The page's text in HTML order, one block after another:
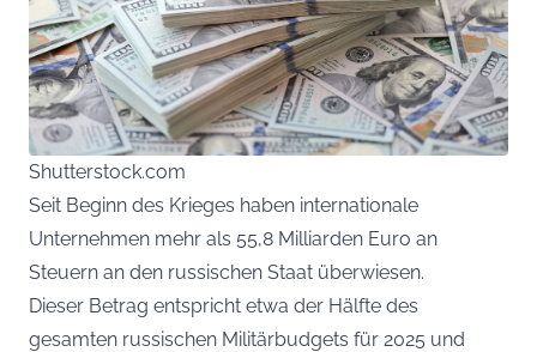
Shutterstock.com
Seit Beginn des Krieges haben internationale
Unternehmen mehr als 55,8 Milliarden Euro an
Steuern an den russischen Staat überwiesen.
Dieser Betrag entspricht etwa der Hälfte des
gesamten russischen Militärbudgets für 2025 und